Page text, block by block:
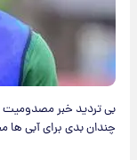
بی تردید خبر مصدومیت
چندان‌ بدی برای آبی ها